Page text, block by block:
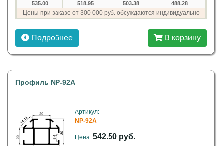
535.00
518.95 503.38 488.28
Цены при заказе от 300 000 руб. обсуждаются индивидуально
Подробнее В корзину
Профиль NP-92А
Артикул:
NP-92A
Цена: 542.50 руб.